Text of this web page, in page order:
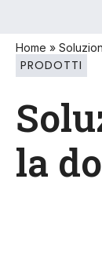
Home »
PRODOTTI
la